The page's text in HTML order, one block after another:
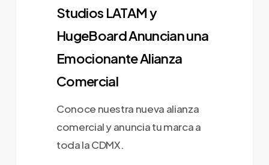
ComercialStudios LATAM y
HugeBoard Anuncian una
Emocionante Alianza
Comercial
Conoce nuestra nueva alianza
comercial y anuncia tu marca a
toda la CDMX.